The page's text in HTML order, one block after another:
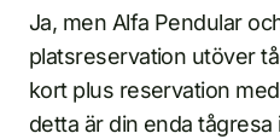
Ja, men Alfa Pendular
platsreservation utöver
kort plus reservation
detta är din enda tågresa